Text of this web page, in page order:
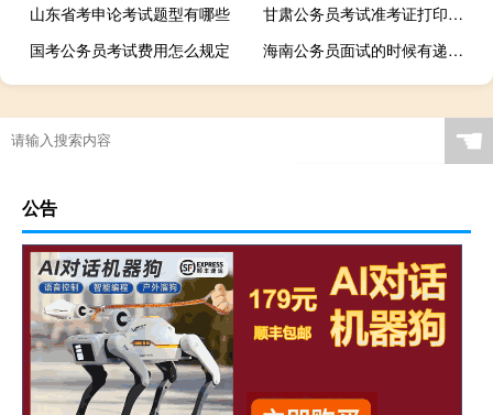
山东省考申论考试题型有哪些
甘肃公务员考试准考证打印要求
国考公务员考试费用怎么规定
海南公务员面试的时候有递补吗
☚
公告